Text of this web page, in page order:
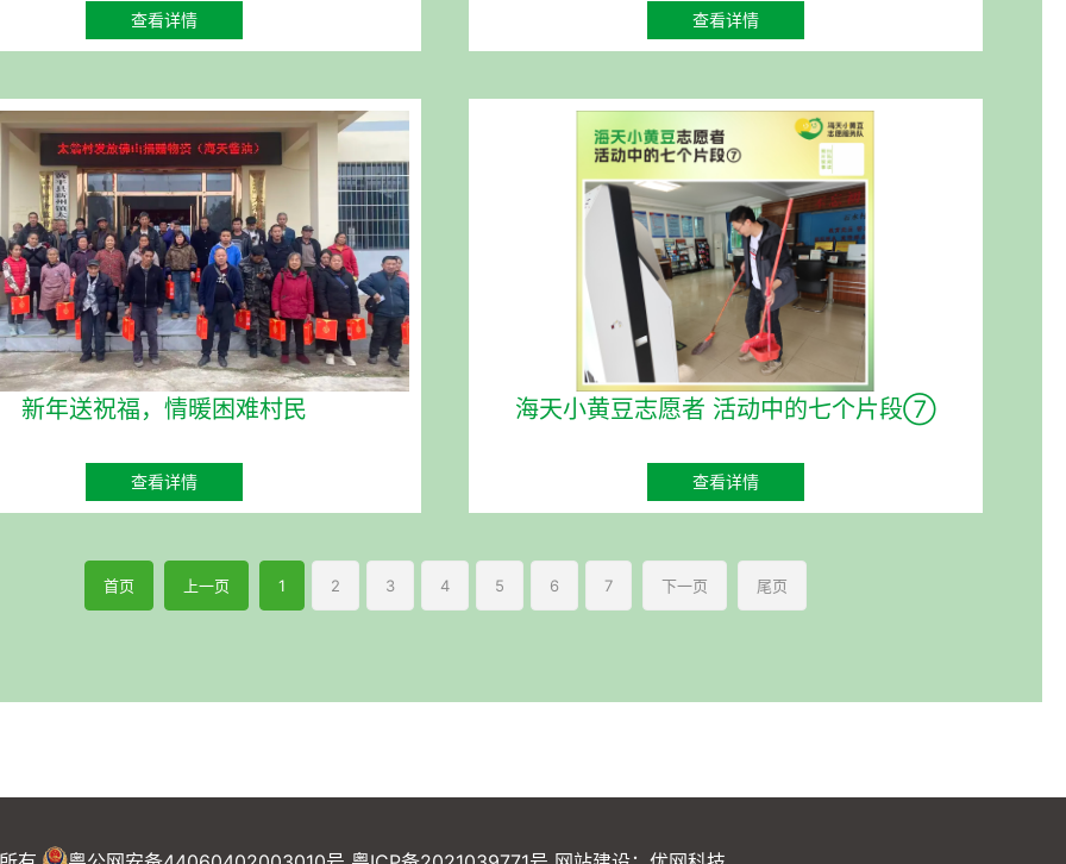
查看详情 查看详情
新年送祝福，情暖困难村民
查看详情
海天小黄豆志愿者 活动中的七个片段⑦
查看详情
首页 上一页 1 2 3 4 5 6 7 下一页 尾页